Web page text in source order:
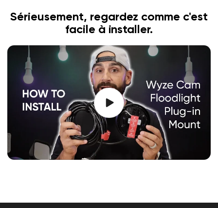
Sérieusement, regardez comme c'est
facile à installer.